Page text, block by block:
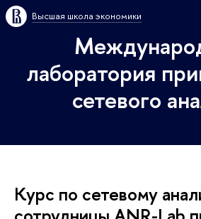
Высшая школа экономики
лаборатория
сетевого
Курс по сетевому